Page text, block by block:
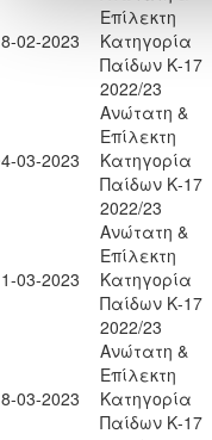
02-2023
Επίλεκτη
Κατηγορία
Παίδων Κ-17
2022/23
03-2023
Ανώτατη &
Επίλεκτη
Κατηγορία
Παίδων Κ-17
2022/23
03-2023
Ανώτατη &
Επίλεκτη
Κατηγορία
Παίδων Κ-17
2022/23
03-2023
Ανώτατη &
Επίλεκτη
Κατηγορία
Παίδων Κ-17